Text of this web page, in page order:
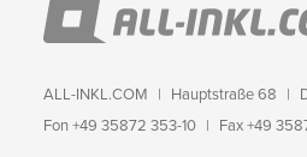
ALL-INKL.COM Hauptstraße 68
Fon +49 35872 353-10
Fax +49